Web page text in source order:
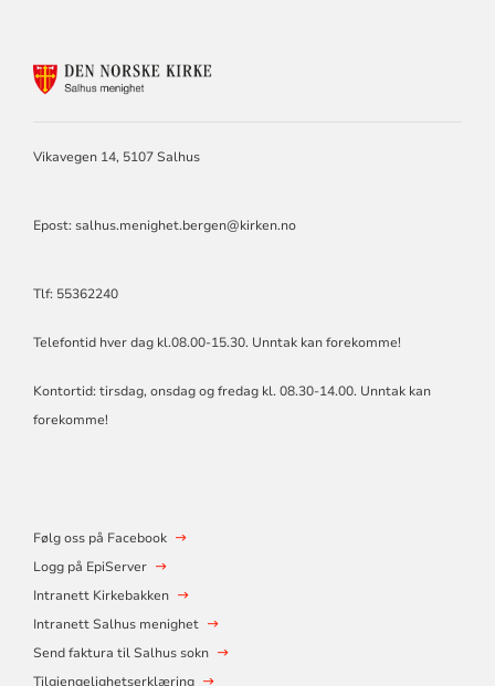
Vikavegen 14, 5107 Salhus
Epost: salhus.menighet.bergen@kirken.no
Tlf: 55362240
Telefontid hver dag kl.08.00-15.30. Unntak kan forekomme!
Kontortid: tirsdag, onsdag og fredag kl. 08.30-14.00. Unntak kan
forekomme!
Følg oss på Facebook
Logg på EpiServer
Intranett Kirkebakken
Intranett Salhus menighet
Send faktura til Salhus sokn
Tilgjengelighetserklæring